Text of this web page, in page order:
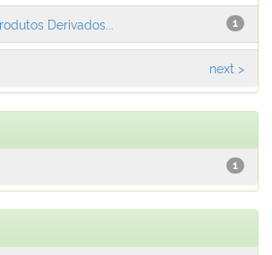
1
Derivados...
next >
1